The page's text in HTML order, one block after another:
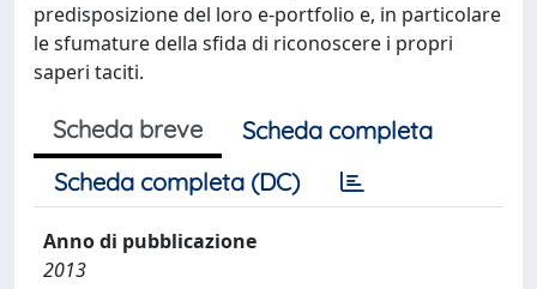
predisposizione del loro e-portfolio e, in particolare
le sfumature della sfida di riconoscere i propri
saperi taciti.
Scheda breve
Scheda completa
Scheda completa (DC)
Anno di pubblicazione
2013